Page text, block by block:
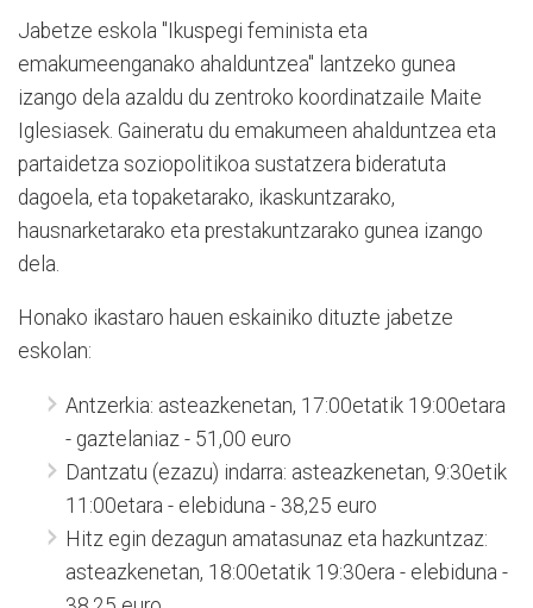
Jabetze eskola "Ikuspegi feminista eta
emakumeenganako ahalduntzea" lantzeko gunea
izango dela azaldu du zentroko koordinatzaile Maite
Iglesiasek. Gaineratu du emakumeen ahalduntzea eta
partaidetza soziopolitikoa sustatzera bideratuta
dagoela, eta topaketarako, ikaskuntzarako,
hausnarketarako eta prestakuntzarako gunea izango
dela.
Honako ikastaro hauen eskainiko dituzte jabetze
eskolan:
Antzerkia: asteazkenetan, 17:00etatik 19:00etara
- gaztelaniaz - 51,00 euro
Dantzatu (ezazu) indarra: asteazkenetan, 9:30etik
11:00etara - elebiduna - 38,25 euro
Hitz egin dezagun amatasunaz eta hazkuntzaz:
asteazkenetan, 18:00etatik 19:30era - elebiduna -